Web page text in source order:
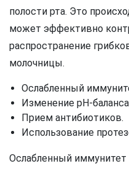
полости рта. Это
может эффективно
распространение
молочницы.
Ослабленный
Изменение рН-
Прием антибиотиков.
Использование
Ослабленный